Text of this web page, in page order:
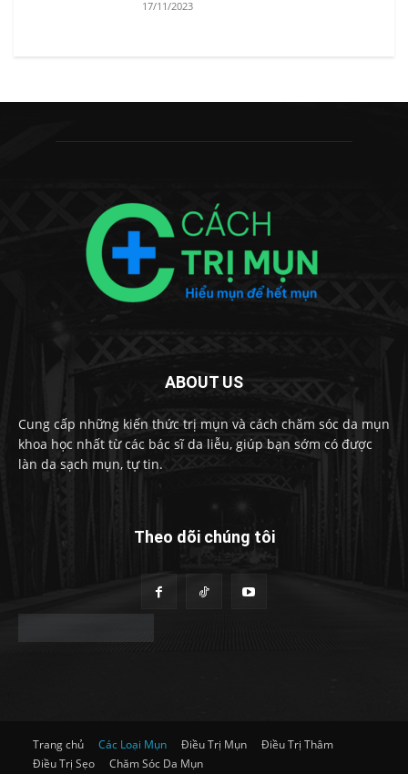
17/11/2023
ABOUT US
Cung cấp những kiến thức trị mụn và cách chăm sóc da mụn
khoa học nhất từ các bác sĩ da liễu, giúp bạn sớm có được
làn da sạch mụn, tự tin.
Theo dõi chúng tôi
Trang chủ Các Loại Mụn Điều Trị Mụn
Điều Trị Thâm
Điều Trị Sẹo
Chăm Sóc Da Mụn